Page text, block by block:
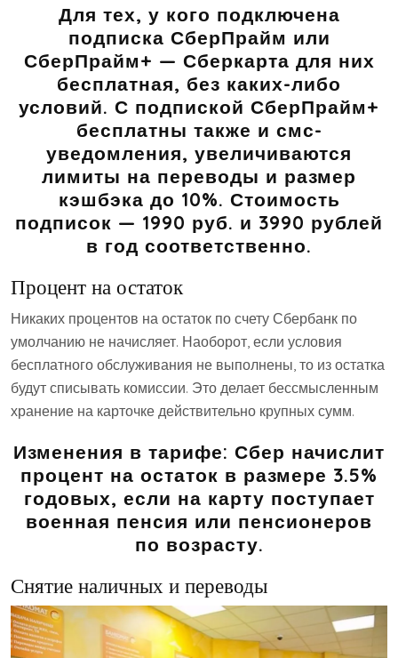
Для тех, у кого подключена
подписка СберПрайм или
СберПрайм+ — Сберкарта для них
бесплатная, без каких-либо
условий. С подпиской СберПрайм+
бесплатны также и смс-
уведомления, увеличиваются
лимиты на переводы и размер
кэшбэка до 10%. Стоимость
подписок — 1990 руб. и 3990 рублей
в год соответственно.
Процент на остаток
Никаких процентов на остаток по счету Сбербанк по
умолчанию не начисляет. Наоборот, если условия
бесплатного обслуживания не выполнены, то из остатка
будут списывать комиссии. Это делает бессмысленным
хранение на карточке действительно крупных сумм.
Изменения в тарифе: Сбер начислит
процент на остаток в размере 3.5%
годовых, если на карту поступает
военная пенсия или пенсионеров
по возрасту.
Снятие наличных и переводы